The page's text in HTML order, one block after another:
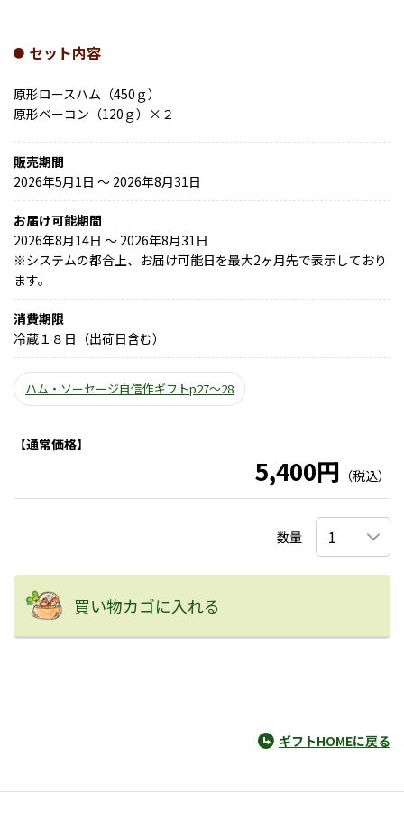
セット内容
原形ロースハム（450ｇ）
原形ベーコン（120ｇ）×２
販売期間
2026年5月1日 〜 2026年8月31日
お届け可能期間
2026年8月14日 ～ 2026年8月31日
※システムの都合上、お届け可能日を最大2ヶ月先で表示しており
ます。
消費期限
冷蔵１８日（出荷日含む）
ハム・ソーセージ自信作ギフトp27～28
【通常価格】
5,400円 （税込）
数量
買い物カゴに入れる
ギフトHOMEに戻る